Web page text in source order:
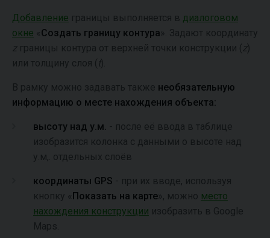
Добавление границы выполняется в диалоговом
окне « Создать границу контура ». Задают координату
zграницы контура от верхней точки конструкции ( z)
или толщину слоя ( t).
В рамку можно задавать также необязательную
информацию о месте нахождения объекта:
высоту над у.м. - после её ввода в таблице
изобразится колонка с данными о высоте над
у.м,. отдельных слоёв
координаты GPS - при их вводе, используя
кнопку « Показать на карте », можно место
нахождения конструкции изобразить в Google
Maps.